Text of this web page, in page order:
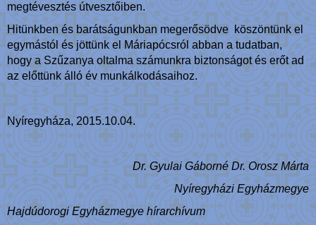
megtévesztés útvesztőiben.
Hitünkben és barátságunkban megerősödve köszöntünk el
egymástól és jöttünk el Máriapócsról abban a tudatban,
hogy a Szűzanya oltalma számunkra biztonságot és erőt ad
az előttünk álló év munkálkodásaihoz.
Nyíregyháza, 2015.10.04.
Dr. Gyulai Gáborné Dr. Orosz Márta
Nyíregyházi Egyházmegye
Hajdúdorogi Egyházmegye hírarchívum